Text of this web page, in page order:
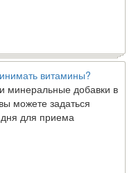
витамины?
добавки в
можете задаться
для приема